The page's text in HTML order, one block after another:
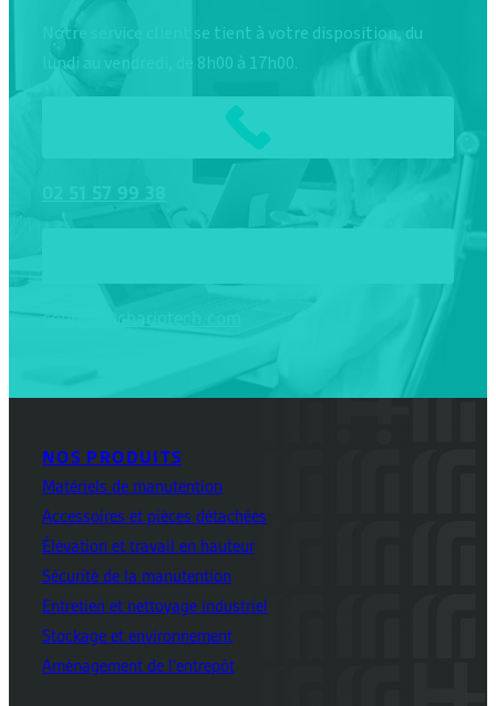
NOS PRODUITS
Matériels de manutention
Accessoires et pièces détachées
Élévation et travail en hauteur
Sécurité de la manutention
Entretien et nettoyage industriel
Stockage et environnement
Aménagement de l'entrepôt
Notre service client se tient à votre disposition, du
lundi au vendredi, de 8h00 à 17h00.
99 38
contact@chariotech.com